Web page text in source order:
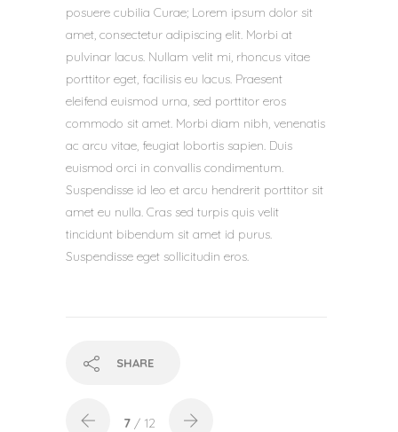
posuere cubilia Curae; Lorem ipsum dolor sit
amet, consectetur adipiscing elit. Morbi at
pulvinar lacus. Nullam velit mi, rhoncus vitae
porttitor eget, facilisis eu lacus. Praesent
eleifend euismod urna, sed porttitor eros
commodo sit amet. Morbi diam nibh, venenatis
ac arcu vitae, feugiat lobortis sapien. Duis
euismod orci in convallis condimentum.
Suspendisse id leo et arcu hendrerit porttitor sit
amet eu nulla. Cras sed turpis quis velit
tincidunt bibendum sit amet id purus.
Suspendisse eget sollicitudin eros.
SHARE
7 / 12